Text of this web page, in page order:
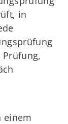
in
einem